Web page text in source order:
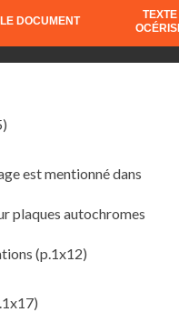
DOCUMENT
TEXTE
est mentionné dans
plaques autochromes
(p.1x12)